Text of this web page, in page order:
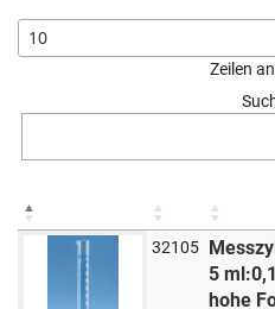
Zeilen
32105
5
hohe